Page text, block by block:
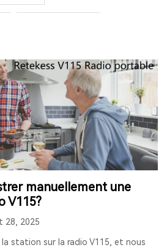
manuellement une
V115?
28, 2025
la station sur la radio V115, et nous
LONG TEMPS EN VEILLE
RADIO RADIO PORTABLE
POCHE RADIO DE DOUCHE
SANS FIL RADIO FM
TOUR GUIDE SYSTEM